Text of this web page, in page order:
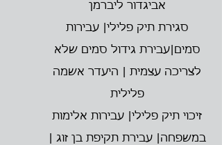
אביגדור ליברמן
סגירת תיק פלילי| עבירות
סמים|עבירת גידול סמים שלא
לצריכה עצמית | היעדר אשמה
פלילית
זיכוי תיק פלילי| עבירות אלימות
במשפחה| עבירת תקיפת בן זוג |